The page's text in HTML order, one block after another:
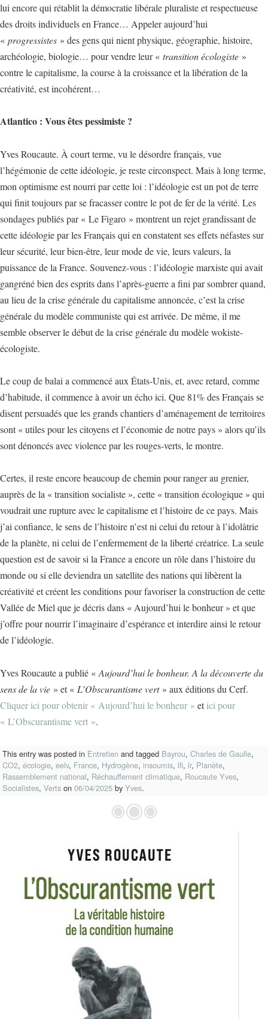
lui encore qui rétablit la démocratie libérale pluraliste et respectueuse
des droits individuels en France… Appeler aujourd’hui
« progressistes » des gens qui nient physique, géographie, histoire,
archéologie, biologie… pour vendre leur « transition écologiste »
contre le capitalisme, la course à la croissance et la libération de la
créativité, est incohérent…
Atlantico : Vous êtes pessimiste ?
Yves Roucaute. À court terme, vu le désordre français, vue
l’hégémonie de cette idéologie, je reste circonspect. Mais à long terme,
mon optimisme est nourri par cette loi : l’idéologie est un pot de terre
qui finit toujours par se fracasser contre le pot de fer de la vérité. Les
sondages publiés par « Le Figaro » montrent un rejet grandissant de
cette idéologie par les Français qui en constatent ses effets néfastes sur
leur sécurité, leur bien-être, leur mode de vie, leurs valeurs, la
puissance de la France. Souvenez-vous : l’idéologie marxiste qui avait
gangréné bien des esprits dans l’après-guerre a fini par sombrer quand,
au lieu de la crise générale du capitalisme annoncée, c’est la crise
générale du modèle communiste qui est arrivée. De même, il me
semble observer le début de la crise générale du modèle wokiste-
écologiste.
Le coup de balai a commencé aux États-Unis, et, avec retard, comme
d’habitude, il commence à avoir un écho ici. Que 81% des Français se
disent persuadés que les grands chantiers d’aménagement de territoires
sont « utiles pour les citoyens et l’économie de notre pays » alors qu’ils
sont dénoncés avec violence par les rouges-verts, le montre.
Certes, il reste encore beaucoup de chemin pour ranger au grenier,
auprès de la « transition socialiste », cette « transition écologique » qui
voudrait une rupture avec le capitalisme et l’histoire de ce pays. Mais
j’ai confiance, le sens de l’histoire n’est ni celui du retour à l’idolâtrie
de la planète, ni celui de l’enfermement de la liberté créatrice. La seule
question est de savoir si la France a encore un rôle dans l’histoire du
monde ou si elle deviendra un satellite des nations qui libèrent la
créativité et créent les conditions pour favoriser la construction de cette
Vallée de Miel que je décris dans « Aujourd’hui le bonheur » et que
j’offre pour nourrir l’imaginaire d’espérance et interdire ainsi le retour
de l’idéologie.
Yves Roucaute a publié « Aujourd’hui le bonheur. A la découverte du
sens de la vie » et « L’Obscurantisme vert» aux éditions du Cerf.
Cliquer ici pour obtenir « Aujourd’hui le bonheur » etici pour
« L’Obscurantisme vert ».
This entry was posted in Entretien and tagged Bayrou, Charles de Gaulle,
CO2, écologie, eelv, France, Hydrogène, insoumis, lfi, lr, Planète,
Rassemblement national, Réchauffement climatique, Roucaute Yves,
Socialistes, Verts on 06/04/2025 by Yves.